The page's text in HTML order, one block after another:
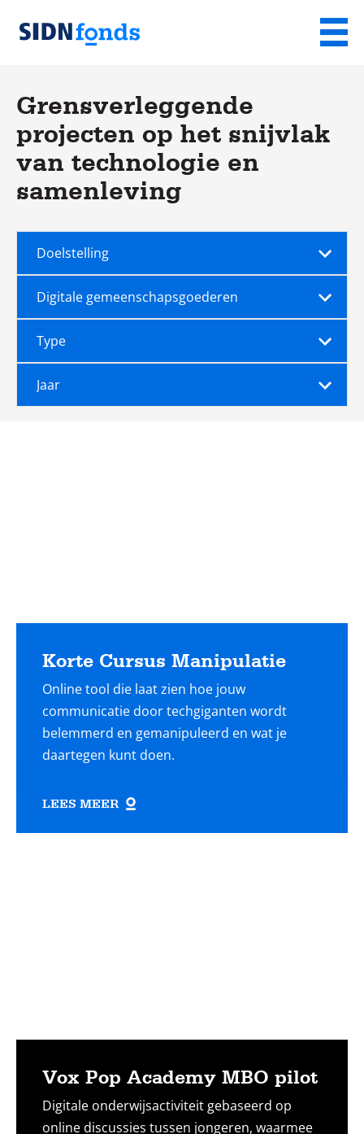
Sla de navigatie over en ga naar de inhoud
SIDN
fonds
Menu
Grensverleggende
projecten op het snijvlak
van technologie en
samenleving
Korte Cursus Manipulatie
Online tool die laat zien hoe jouw
communicatie door techgiganten wordt
belemmerd en gemanipuleerd en wat je
daartegen kunt doen.
LEES MEER
Vox Pop Academy MBO pilot
Digitale onderwijsactiviteit gebaseerd op
online discussies tussen jongeren, waarmee